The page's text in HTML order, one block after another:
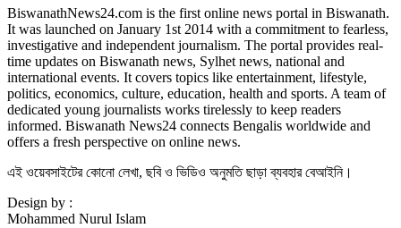
BiswanathNews24.com is the first online news portal in Biswanath.
It was launched on January 1st 2014 with a commitment to fearless,
investigative and independent journalism. The portal provides real-
time updates on Biswanath news, Sylhet news, national and
international events. It covers topics like entertainment, lifestyle,
politics, economics, culture, education, health and sports. A team of
dedicated young journalists works tirelessly to keep readers
informed. Biswanath News24 connects Bengalis worldwide and
offers a fresh perspective on online news.
এই ওয়েবসাইটের কোনো লেখা, ছবি ও ভিডিও অনুমতি ছাড়া ব্যবহার বেআইনি।
Design by :
Mohammed Nurul Islam